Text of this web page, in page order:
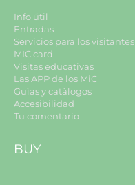
Info útil
Entradas
Servicios para los visitantes
MIC card
Visitas educativas
Las APP de los MiC
Guìas y catàlogos
Accesibilidad
Tu comentario
BUY